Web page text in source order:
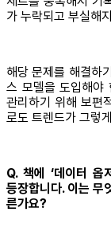
가 누락되고 부실해
해당 문제를 해결하
스 모델을 도입해야
관리하기 위해 보편
로도 트렌드가 그렇
Q. 책에 ‘데이터
등장합니다. 이는 무
른가요?